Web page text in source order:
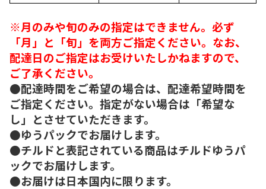
※月のみや旬のみの指定はできません。必ず
「月」と「旬」を両方ご指定ください。なお、
配達日のご指定はお受けいたしかねますので、
ご了承ください。
●配達時間をご希望の場合は、配達希望時間を
ご指定ください。指定がない場合は「希望な
し」とさせていただきます。
●ゆうパックでお届けします。
●チルドと表記されている商品はチルドゆうパ
ックでお届けします。
●お届けは日本国内に限ります。